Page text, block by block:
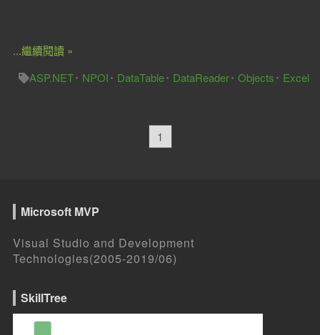
...繼續閱讀 »
ASP.NET
NPOI DataTable DataReader Objects Excel
1
Microsoft MVP
Visual Studio and Development
Technologies(2005-2019/06)
SkillTree